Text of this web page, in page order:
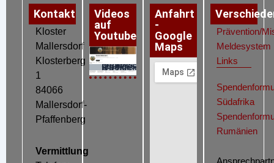
Kontakt
Kloster
Mallersdorf
Klosterberg
1
84066
Mallersdorf-
Pfaffenberg
Vermittlung
Videos
auf
Youtube
Datenschutz
Impressum
Cookie-Richtlinie (EU)
Anfahrt
-
Google
Maps
Prävention/
Meldesystem
Links
Südafrika
Rumänien